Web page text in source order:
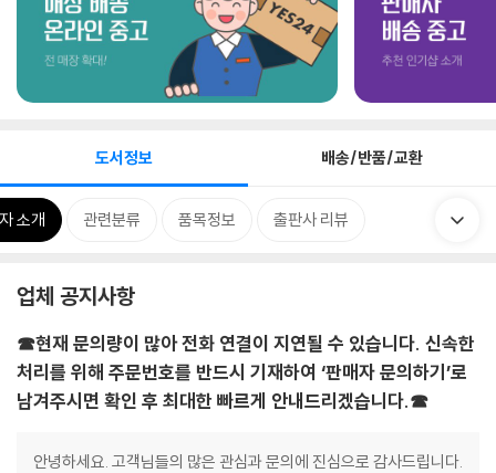
도서정보 배송/반품/교환
소개 관련분류 품목정보 출판사 리뷰
업체 공지사항
☎현재 문의량이 많아 전화 연결이 지연될 수 있습니다. 신속한
처리를 위해 주문번호를 반드시 기재하여 ‘판매자 문의하기’로
남겨주시면 확인 후 최대한 빠르게 안내드리겠습니다.☎
안녕하세요. 고객님들의 많은 관심과 문의에 진심으로 감사드립니다.